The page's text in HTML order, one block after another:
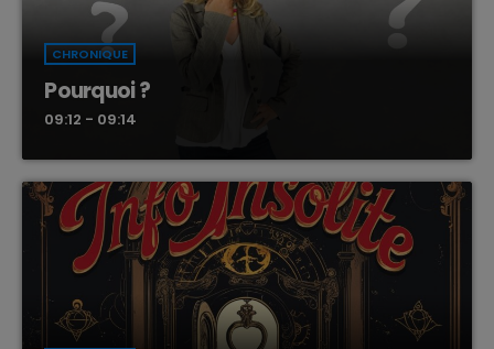
CHRONIQUE
Pourquoi ?
09:12 - 09:14